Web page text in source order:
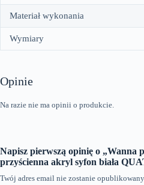
Materiał wykonania
Wymiary
Opinie
Na razie nie ma opinii o produkcie.
Napisz pierwszą opinię o „Wanna
przyścienna akryl syfon biała
Twój adres email nie zostanie opublikowany.